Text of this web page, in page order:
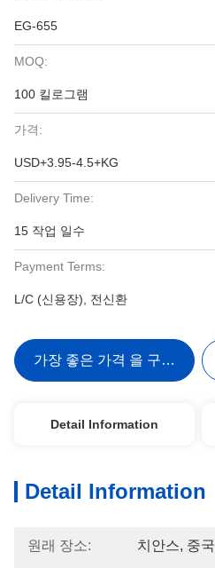
EG-655
MOQ:
100 킬로그램
가격:
USD+3.95-4.5+KG
Delivery Time:
15 작업 일수
Payment Terms:
L/C (신용장), 전신환
가장 좋은 가격 을 구하라
Detail Information
Detail Information
원래 장소: 치안스, 중국